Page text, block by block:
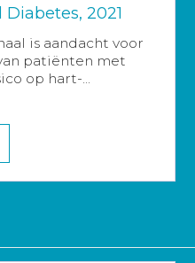
2021
is aandacht voor
patiënten met
op hart-...